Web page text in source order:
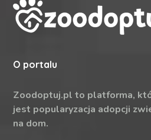
O portalu
Zoodoptuj.pl to platforma,
jest popularyzacja adopcji
na dom.